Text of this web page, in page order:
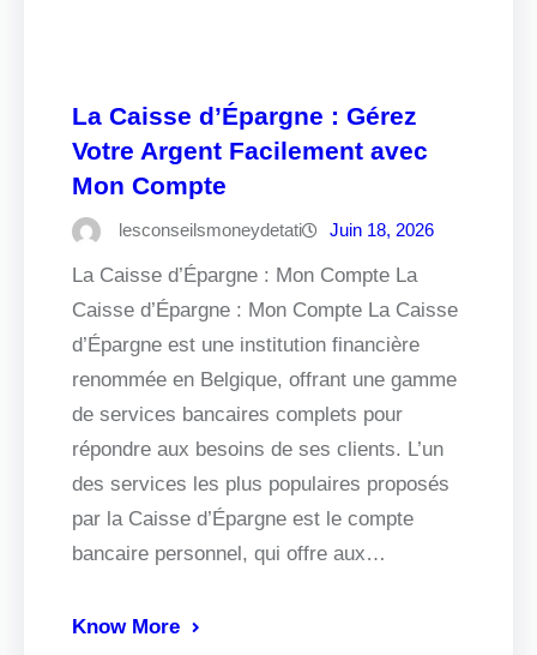
La Caisse d’Épargne : Gérez
Votre Argent Facilement avec
Mon Compte
lesconseilsmoneydetati Juin 18, 2026
La Caisse d’Épargne : Mon Compte La
Caisse d’Épargne : Mon Compte La Caisse
d’Épargne est une institution financière
renommée en Belgique, offrant une gamme
de services bancaires complets pour
répondre aux besoins de ses clients. L’un
des services les plus populaires proposés
par la Caisse d’Épargne est le compte
bancaire personnel, qui offre aux…
Know More